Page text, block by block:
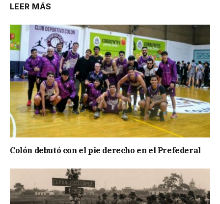
LEER MÁS
Colón debutó con el pie derecho en el Prefederal